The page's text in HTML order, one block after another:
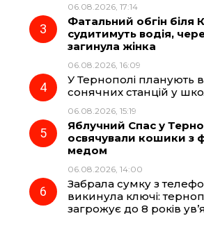
k
a
m
06.08.2026, 17:14
Фатальний обгін біля
судитимуть водія,
загинула жінка
06.08.2026, 16:09
У Тернополі планують
сонячних станцій у
06.08.2026, 15:19
Яблучний Спас у
освячували кошики з
медом
06.08.2026, 14:00
Забрала сумку з
викинула ключі:
загрожує до 8 років